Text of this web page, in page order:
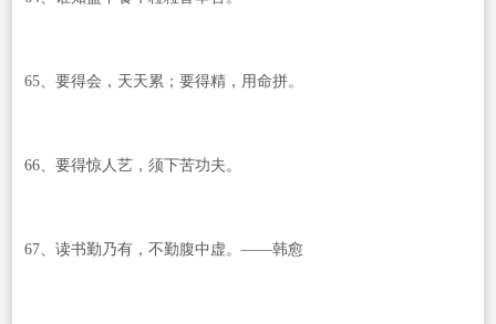
65、要得会，天天累；要得精，用命拼。
66、要得惊人艺，须下苦功夫。
67、读书勤乃有，不勤腹中虚。——韩愈